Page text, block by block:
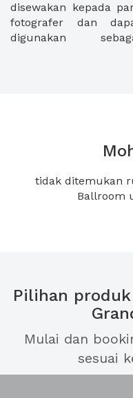
disewakan kepada
fotografer dan
digunakan
dan membuat
tidak ditemukan
Ballroom
Pilihan
Mulai dan
sesuai